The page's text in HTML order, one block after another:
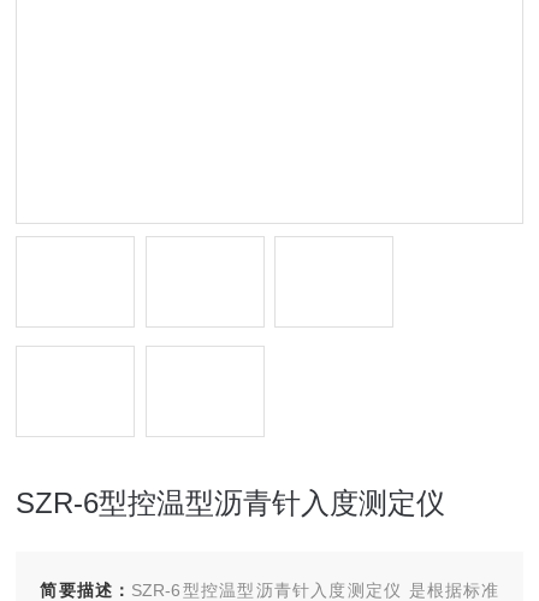
SZR-6型控温型沥青针入度测定仪
简要描述： SZR-6型控温型沥青针入度测定仪 是根据标准